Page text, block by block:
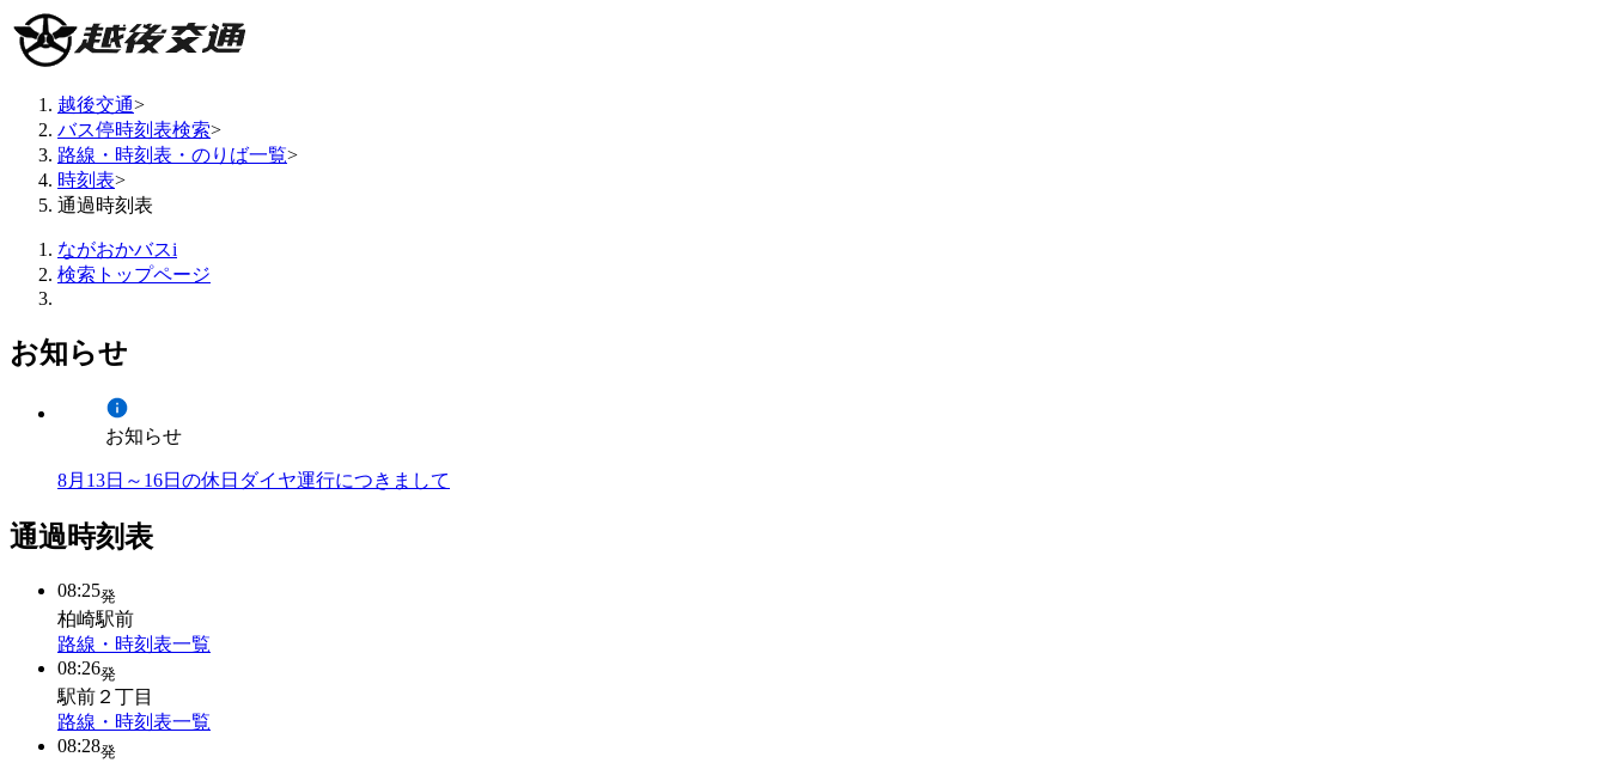
越後交通>
バス停時刻表検索>
路線・時刻表・のりば一覧>
時刻表>
通過時刻表
ながおかバスi
検索トップページ
お知らせ
お知らせ
8月13日～16日の休日ダイヤ運行につきまして
通過時刻表
08:25発
柏崎駅前
路線・時刻表一覧
08:26発
駅前２丁目
路線・時刻表一覧
08:28発